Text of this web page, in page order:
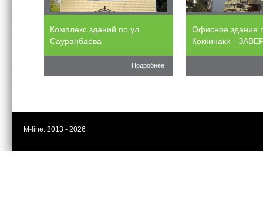
Комплекс зданий по ул.
Сауранбаева
Подробнее
Офисное здание
Коккинаки -
M-line. 2013 - 2026